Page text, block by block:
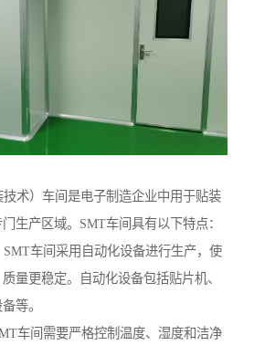
技术）车间是电子制造企业中用于贴装
生产区域。SMT车间具有以下特点：
SMT车间采用自动化设备进行生产，使
量更稳定。自动化设备包括贴片机、
等。
车间需要严格控制温度、湿度和洁净